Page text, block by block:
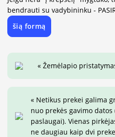
bendrauti su vadybininku -
šią formą
« Žemėlapio
« Netikus prekei galima
nuo prekės gavimo
paslaugai). Vienas
ne daugiau kaip dvi